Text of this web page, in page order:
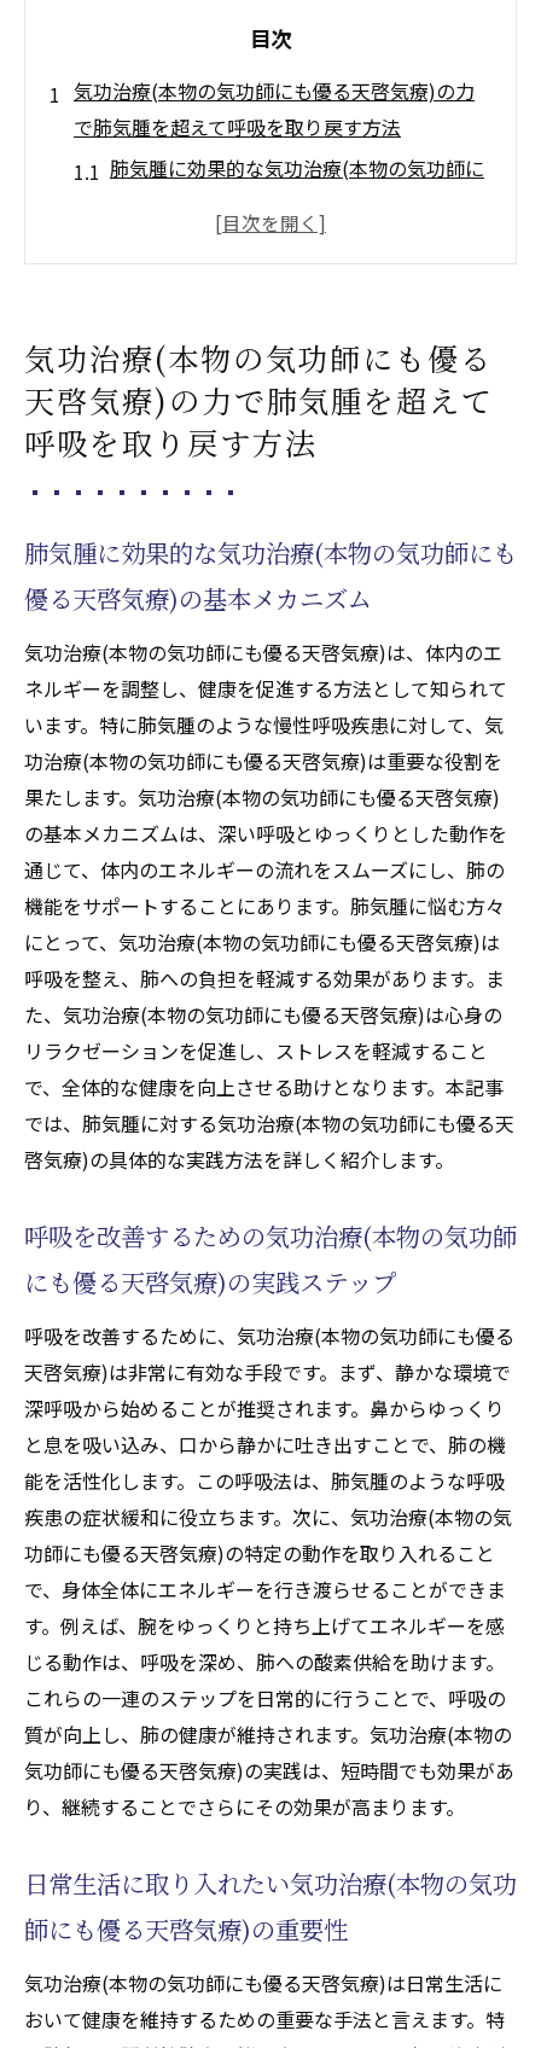
目次
気功治療(本物の気功師にも優る天啓気療)の力
で肺気腫を超えて呼吸を取り戻す方法
肺気腫に効果的な気功治療(本物の気功師に
呼吸を改善するための気功治療(本物の気功
功師にも優る天啓気療)の重要性
気功治療(本物の気功師にも優る天啓気療)が
肺組織に与える影響とは
も優る天啓気療)の役割
気功治療(本物の気功師にも優る天啓気療)を
天啓気功治療や療法で活性化するクンダリニー
覚醒がもたらす間質性肺炎への効果
天啓気功治療や療法で活性化するクンダリ
ニーの基本とそのエネルギーの独自性
間質性肺炎における天啓気功治療や療法で
活性化するクンダリニーの具体的影響
天啓気功治療や療法で活性化するクンダリ
ニーと気功治療(本物の気功師にも優る天啓
気療)の相乗効果を探る
天啓気功治療や療法で活性化するチャクラ
とクンダリニーの調整で呼吸を楽に
間質性肺炎改善に向けた天啓気功治療や療
法で活性化するクンダリニーの活用法
自然治癒力を高める天啓気功治療や療法で
気功治療(本物の気功師にも優る天啓気療)とチ
ャクラ調整で肺機能を活性化する秘訣
天啓気功治療や療法で活性化するチャクラ
とは何か、そしてその役割
肺機能活性化に必要な天啓気功治療や療法
で活性化するチャクラの調整法
気功治療(本物の気功師にも優る天啓気療)を
通じた天啓気功治療や療法で活性化するチ
ャクラのバランスの取り方
天啓気功治療や療法で活性化するエネルギ
ーの流れを活用する実践テクニック
気功治療(本物の気功師にも優る天啓気療)と
天啓気功治療や療法で活性化するチャクラ
の調和が生む健康効果
肺機能を高めるための天啓気功治療や療法
でのチャクラ活性化法
じた自然治癒力の高め方
自然治癒力を引き出す気功治療(本物の気功
師にも優る天啓気療)の原理
気功治療(本物の気功師にも優る天啓気療)が
気功治療(本物の気功師にも優る
天啓気療)の力で肺気腫を超えて
呼吸を取り戻す方法
肺気腫に効果的な気功治療(本物の気功師にも
優る天啓気療)の基本メカニズム
気功治療(本物の気功師にも優る天啓気療)は、体内のエ
ネルギーを調整し、健康を促進する方法として知られて
います。特に肺気腫のような慢性呼吸疾患に対して、気
功治療(本物の気功師にも優る天啓気療)は重要な役割を
果たします。気功治療(本物の気功師にも優る天啓気療)
の基本メカニズムは、深い呼吸とゆっくりとした動作を
通じて、体内のエネルギーの流れをスムーズにし、肺の
機能をサポートすることにあります。肺気腫に悩む方々
にとって、気功治療(本物の気功師にも優る天啓気療)は
呼吸を整え、肺への負担を軽減する効果があります。ま
た、気功治療(本物の気功師にも優る天啓気療)は心身の
リラクゼーションを促進し、ストレスを軽減すること
で、全体的な健康を向上させる助けとなります。本記事
では、肺気腫に対する気功治療(本物の気功師にも優る天
啓気療)の具体的な実践方法を詳しく紹介します。
呼吸を改善するための気功治療(本物の気功師
にも優る天啓気療)の実践ステップ
呼吸を改善するために、気功治療(本物の気功師にも優る
天啓気療)は非常に有効な手段です。まず、静かな環境で
深呼吸から始めることが推奨されます。鼻からゆっくり
と息を吸い込み、口から静かに吐き出すことで、肺の機
能を活性化します。この呼吸法は、肺気腫のような呼吸
疾患の症状緩和に役立ちます。次に、気功治療(本物の気
功師にも優る天啓気療)の特定の動作を取り入れること
で、身体全体にエネルギーを行き渡らせることができま
す。例えば、腕をゆっくりと持ち上げてエネルギーを感
じる動作は、呼吸を深め、肺への酸素供給を助けます。
これらの一連のステップを日常的に行うことで、呼吸の
質が向上し、肺の健康が維持されます。気功治療(本物の
気功師にも優る天啓気療)の実践は、短時間でも効果があ
り、継続することでさらにその効果が高まります。
日常生活に取り入れたい気功治療(本物の気功
師にも優る天啓気療)の重要性
気功治療(本物の気功師にも優る天啓気療)は日常生活に
おいて健康を維持するための重要な手法と言えます。特